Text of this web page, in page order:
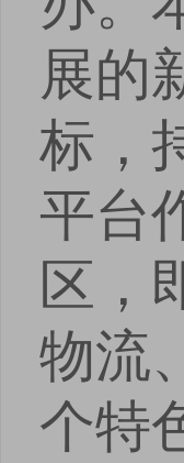
展的
标，
平台
区，
物流
个特